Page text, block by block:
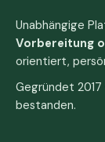
Unabhängige
Vorbereitung
orientiert,
Gegründet 2017
bestanden.